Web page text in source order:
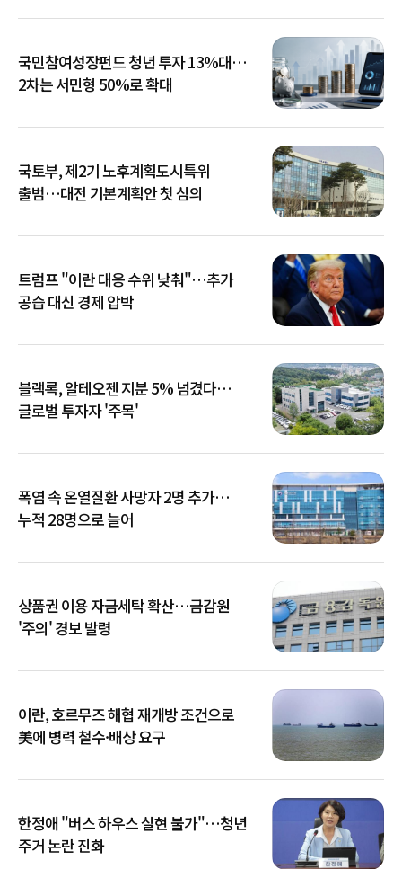
국민참여성장펀드 청년 투자 13%대…
2차는 서민형 50%로 확대
국토부, 제2기 노후계획도시특위
출범…대전 기본계획안 첫 심의
트럼프 "이란 대응 수위 낮춰"…추가
공습 대신 경제 압박
블랙록, 알테오젠 지분 5% 넘겼다…
글로벌 투자자 '주목'
폭염 속 온열질환 사망자 2명 추가…
누적 28명으로 늘어
상품권 이용 자금세탁 확산…금감원
'주의' 경보 발령
이란, 호르무즈 해협 재개방 조건으로
美에 병력 철수·배상 요구
한정애 "버스 하우스 실현 불가"…청년
주거 논란 진화